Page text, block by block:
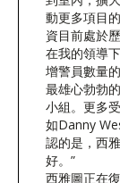
動更多項目
資目前處於
在我的領導
增警員數量
最雄心勃勃
小組。更多
如Danny
認的是，西
好。”
西雅圖正在